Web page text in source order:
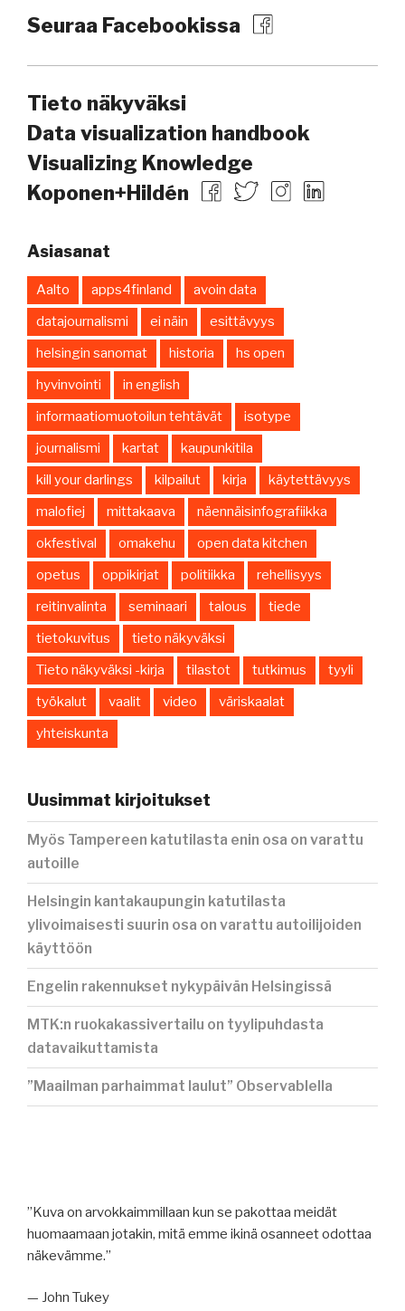
Seuraa Facebookissa
Tieto näkyväksi
Data visualization handbook
Visualizing Knowledge
Koponen+Hildén
Asiasanat
Aalto apps4finland
avoin data
datajournalismi
ei näin
esittävyys
helsingin sanomat
historia
hs open
hyvinvointi
in english
informaatiomuotoilun tehtävät
isotype
journalismi
kartat
kaupunkitila
kill your darlings
kilpailut kirja
käytettävyys
malofiej
mittakaava
näennäisinfografiikka
okfestival
omakehu
open data kitchen
opetus
oppikirjat politiikka
rehellisyys
reitinvalinta
seminaari talous
tiede
tietokuvitus
tieto näkyväksi
Tieto näkyväksi -kirja
tilastot tutkimus
tyyli
työkalut
vaalit video
väriskaalat
yhteiskunta
Uusimmat kirjoitukset
Myös Tampereen katutilasta enin osa on varattu
autoille
Helsingin kantakaupungin katutilasta
ylivoimaisesti suurin osa on varattu autoilijoiden
käyttöön
Engelin rakennukset nykypäivän Helsingissä
MTK:n ruokakassivertailu on tyylipuhdasta
datavaikuttamista
”Maailman parhaimmat laulut” Observablella
”Kuva on arvokkaimmillaan kun se pakottaa meidät
huomaamaan jotakin, mitä emme ikinä osanneet odottaa
näkevämme.”
— John Tukey